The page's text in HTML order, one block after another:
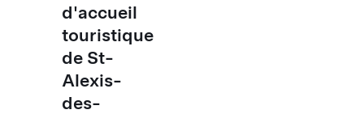
d'accueil
touristique
de St-
Alexis-
des-